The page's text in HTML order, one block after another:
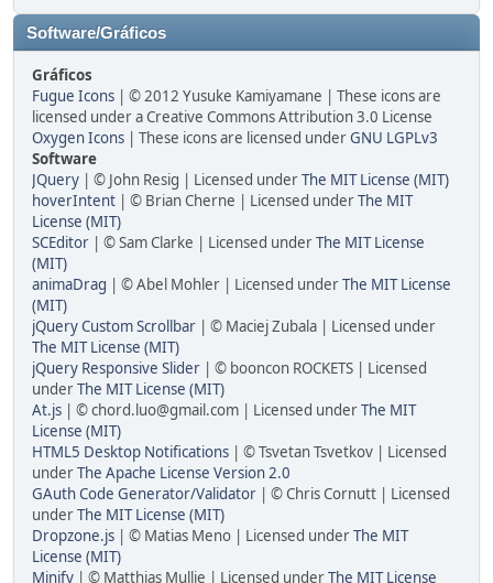
Software/Gráficos
Gráficos
Fugue Icons | © 2012 Yusuke Kamiyamane | These icons are
licensed under a Creative Commons Attribution 3.0 License
Oxygen Icons | These icons are licensed underGNU LGPLv3
Software
JQuery | © John Resig | Licensed underThe MIT License (MIT)
hoverIntent | © Brian Cherne | Licensed underThe MIT
License (MIT)
SCEditor | © Sam Clarke | Licensed underThe MIT License
(MIT)
animaDrag | © Abel Mohler | Licensed underThe MIT License
(MIT)
jQuery Custom Scrollbar | © Maciej Zubala | Licensed under
The MIT License (MIT)
jQuery Responsive Slider | © booncon ROCKETS | Licensed
underThe MIT License (MIT)
At.js | © chord.luo@gmail.com | Licensed underThe MIT
License (MIT)
HTML5 Desktop Notifications | © Tsvetan Tsvetkov | Licensed
underThe Apache License Version 2.0
GAuth Code Generator/Validator | © Chris Cornutt | Licensed
underThe MIT License (MIT)
Dropzone.js | © Matias Meno | Licensed underThe MIT
License (MIT)
Minify | © Matthias Mullie | Licensed underThe MIT License